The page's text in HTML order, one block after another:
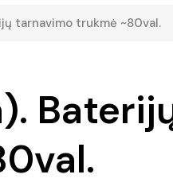
tarnavimo trukmė ~80val.